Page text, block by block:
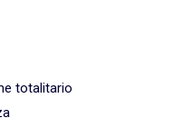
totalitario